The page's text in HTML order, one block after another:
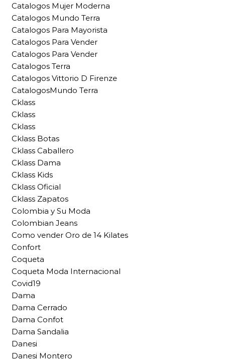
Catalogos Mujer Moderna
Catalogos Mundo Terra
Catalogos Para Mayorista
Catalogos Para Vender
Catalogos Para Vender
Catalogos Terra
Catalogos Vittorio D Firenze
CatalogosMundo Terra
Cklass
Cklass
Cklass
Cklass Botas
Cklass Caballero
Cklass Dama
Cklass Kids
Cklass Oficial
Cklass Zapatos
Colombia y Su Moda
Colombian Jeans
Como vender Oro de 14 Kilates
Confort
Coqueta
Coqueta Moda Internacional
Covid19
Dama
Dama Cerrado
Dama Confot
Dama Sandalia
Danesi
Danesi Montero